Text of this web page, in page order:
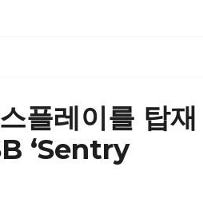
플레이를 탑재
‘Sentry